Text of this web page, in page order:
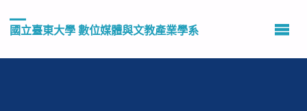
國立臺東大學 數位媒體與文教產業學系